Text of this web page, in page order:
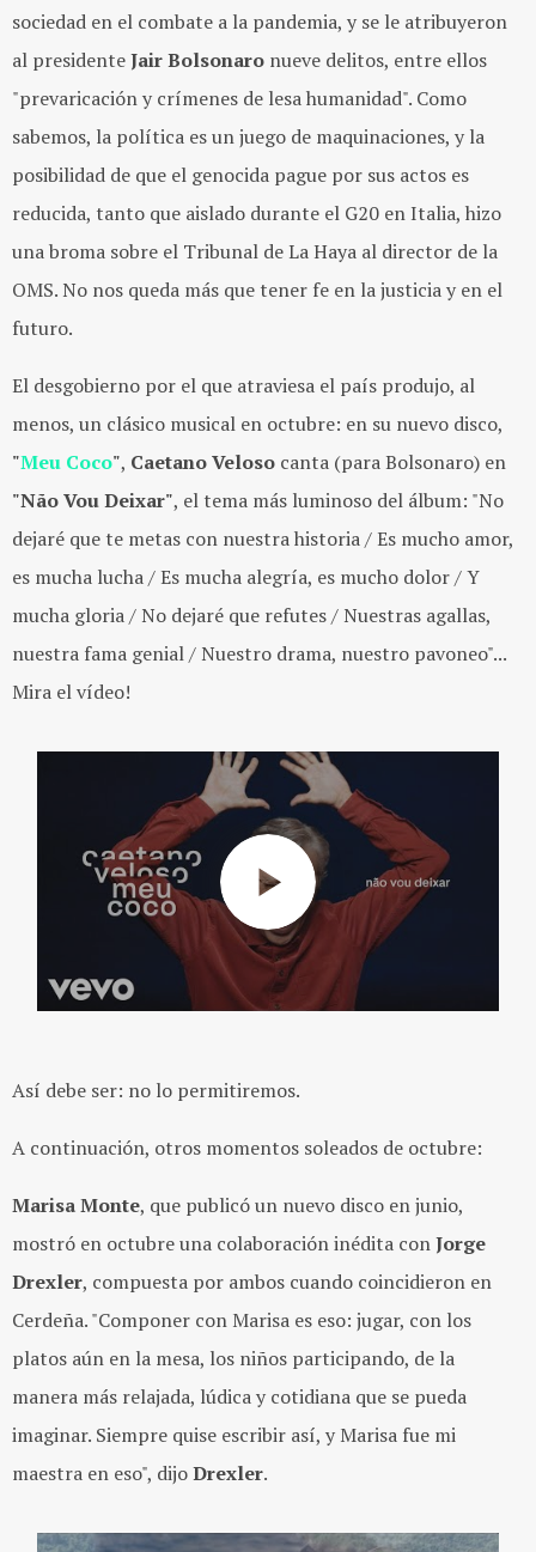
sociedad en el combate a la pandemia, y se le atribuyeron
al presidenteJair Bolsonaro nueve delitos, entre ellos
"prevaricación y crímenes de lesa humanidad". Como
sabemos, la política es un juego de maquinaciones, y la
posibilidad de que el genocida pague por sus actos es
reducida, tanto que aislado durante el G20 en Italia, hizo
una broma sobre el Tribunal de La Haya al director de la
OMS. No nos queda más que tener fe en la justicia y en el
futuro.
El desgobierno por el que atraviesa el país produjo, al
menos, un clásico musical en octubre: en su nuevo disco,
"Meu Coco", Caetano Veloso canta (para Bolsonaro) en
"Não Vou Deixar", el tema más luminoso del álbum: "No
dejaré que te metas con nuestra historia / Es mucho amor,
es mucha lucha / Es mucha alegría, es mucho dolor / Y
mucha gloria / No dejaré que refutes / Nuestras agallas,
nuestra fama genial / Nuestro drama, nuestro pavoneo"...
Mira el vídeo!
Así debe ser: no lo permitiremos.
A continuación, otros momentos soleados de octubre:
Marisa Monte, que publicó un nuevo disco en junio,
mostró en octubre una colaboración inédita conJorge
Drexler, compuesta por ambos cuando coincidieron en
Cerdeña. "Componer con Marisa es eso: jugar, con los
platos aún en la mesa, los niños participando, de la
manera más relajada, lúdica y cotidiana que se pueda
imaginar. Siempre quise escribir así, y Marisa fue mi
maestra en eso", dijoDrexler.